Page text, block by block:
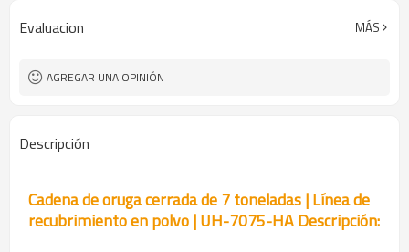
Evaluacion MÁS
AGREGAR UNA OPINIÓN
Descripción
Cadena de oruga cerrada de 7 toneladas | Línea de
recubrimiento en polvo | UH-7075-HA Descripción: